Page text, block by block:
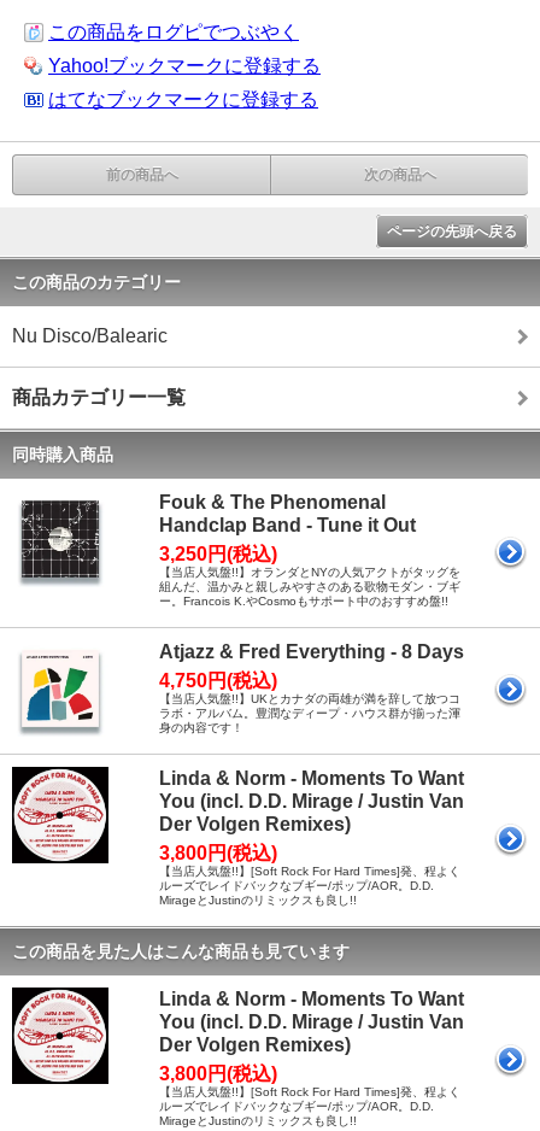
この商品をログピでつぶやく
Yahoo!ブックマークに登録する
はてなブックマークに登録する
前の商品へ 次の商品へ
ページの先頭へ戻る
この商品のカテゴリー
Nu Disco/Balearic
商品カテゴリー一覧
同時購入商品
Fouk & The Phenomenal
Handclap Band - Tune it Out
3,250円(税込)
【当店人気盤!!】オランダとNYの人気アクトがタッグを
組んだ、温かみと親しみやすさのある歌物モダン・ブギ
ー。Francois K.やCosmoもサポート中のおすすめ盤!!
Atjazz & Fred Everything - 8 Days
4,750円(税込)
【当店人気盤!!】UKとカナダの両雄が満を辞して放つコ
ラボ・アルバム。豊潤なディープ・ハウス群が揃った渾
身の内容です！
Linda & Norm - Moments To Want
You (incl. D.D. Mirage / Justin Van
Der Volgen Remixes)
3,800円(税込)
【当店人気盤!!】[Soft Rock For Hard Times]発、程よく
ルーズでレイドバックなブギー/ポップ/AOR。D.D.
MirageとJustinのリミックスも良し!!
この商品を見た人はこんな商品も見ています
Linda & Norm - Moments To Want
You (incl. D.D. Mirage / Justin Van
Der Volgen Remixes)
3,800円(税込)
【当店人気盤!!】[Soft Rock For Hard Times]発、程よく
ルーズでレイドバックなブギー/ポップ/AOR。D.D.
MirageとJustinのリミックスも良し!!